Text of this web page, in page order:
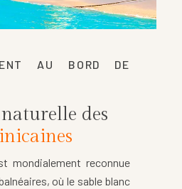
AU BORD DE
des
mondialement reconnue
où le sable blanc